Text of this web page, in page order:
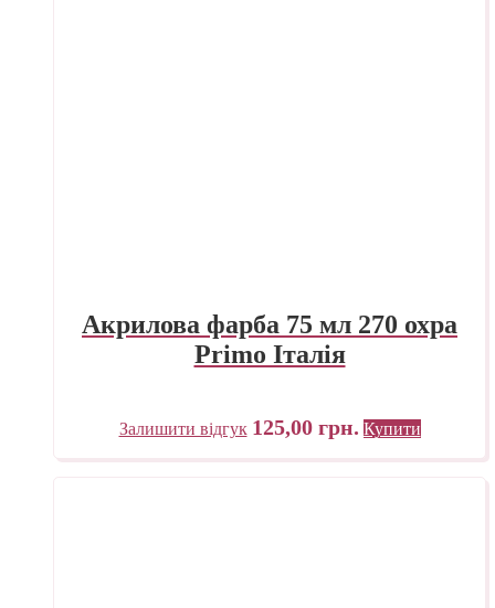
Акрилова фарба 75 мл 270 охра
Primo Італія
Залишити відгук 125,00 грн. Купити